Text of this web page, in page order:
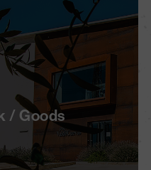
/ Goods